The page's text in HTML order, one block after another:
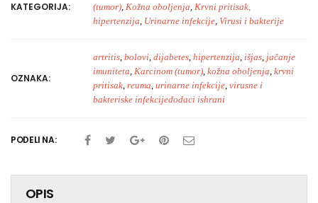
KATEGORIJA:
(tumor), Kožna oboljenja, Krvni pritisak,
hipertenzija, Urinarne infekcije, Virusi i bakterije
OZNAKA:
artritis, bolovi, dijabetes, hipertenzija, išjas, jačanje
imuniteta, Karcinom (tumor), kožna oboljenja, krvni
pritisak, reuma, urinarne infekcije, virusne i
bakteriske infekcijedodaci ishrani
PODELI NA:
OPIS